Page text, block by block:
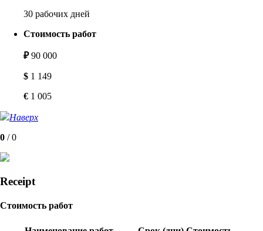
30 рабочих дней
Стоимость работ
₽90 000
$ 1 149
€ 1 005
Наверх
0 /0
Receipt
Стоимость работ